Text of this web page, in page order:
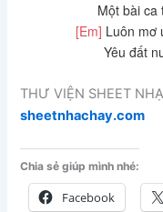
Một bài ca
[Em] Luôn mơ
Yêu đất
THƯ VIỆN SHEET
sheetnhachay.com
Chia sẻ giúp mình nhé:
Facebook